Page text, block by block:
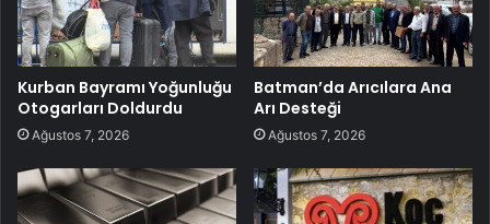
Kurban Bayramı Yoğunluğu
Otogarları Doldurdu
Ağustos 7, 2026
Batman’da Arıcılara Ana
Arı Desteği
Ağustos 7, 2026